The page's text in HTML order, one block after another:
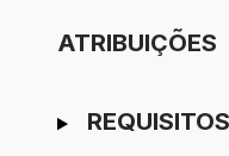
ATRIBUIÇÕES